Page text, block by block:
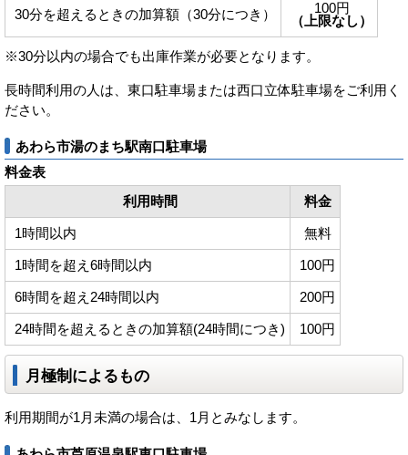
30分を超えるときの加算額（30分につき）
100円
（上限なし）
※30分以内の場合でも出庫作業が必要となります。
長時間利用の人は、東口駐車場または西口立体駐車場をご利用く
ださい。
あわら市湯のまち駅南口駐車場
料金表
利用時間
料金
1時間以内 無料
1時間を超え6時間以内 100円
6時間を超え24時間以内 200円
24時間を超えるときの加算額(24時間につき) 100円
月極制によるもの
利用期間が1月未満の場合は、1月とみなします。